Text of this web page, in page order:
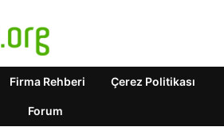
Firma Rehberi Çerez Politikası
Forum